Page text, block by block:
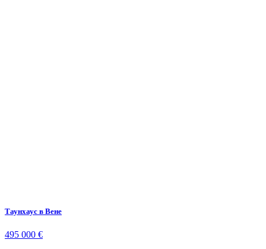
Таунхаус в Вене
495 000 €